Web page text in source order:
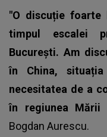
"O discuție foarte
timpul escalei
București. Am
în China,
necesitatea de a
în regiunea Mării
Bogdan Aurescu.